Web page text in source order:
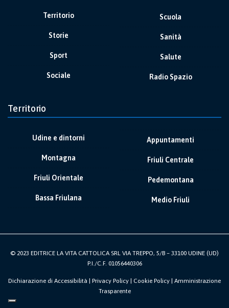
Territorio
Storie
Sport
Sociale
Scuola
Sanità
Salute
Radio Spazio
Territorio
Udine e dintorni
Montagna
Friuli Orientale
Bassa Friulana
Appuntamenti
Friuli Centrale
Pedemontana
Medio Friuli
© 2023 EDITRICE LA VITA CATTOLICA SRL VIA TREPPO, 5/B – 33100 UDINE (UD)
P.I./C.F. 01056440306
Dichiarazione di Accessibilità | Privacy Policy | Cookie Policy | Amministrazione
Trasparente